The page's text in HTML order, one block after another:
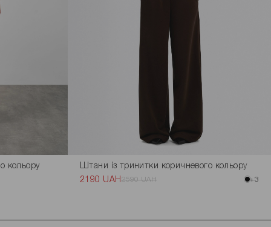
кольору
Штани із тринитки коричневого кольору
2190 UAH 2590 UAH +3